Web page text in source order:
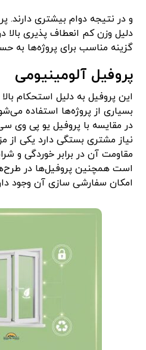
و در نتیجه دوام بیشتری
دلیل وزن کم انعطاف پذیری
گزینه مناسب برای پروژه‌ها به
پروفیل آلومینیومی
این پروفیل به دلیل استحکام
بسیاری از پروژه‌ها استفاده
در مقایسه با پروفیل یو پی وی
نیاز مشتری بستگی دارد یکی از
مقاومت آن در برابر خوردگی و
است همچنین پروفیل‌ها در
امکان سفارشی سازی آن وجود